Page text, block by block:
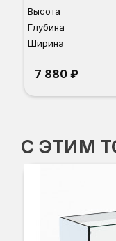
Высота
Глубина
Ширина
7 880 ₽
С ЭТИМ